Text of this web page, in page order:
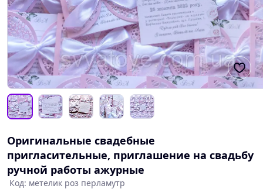
Оригинальные свадебные
пригласительные, приглашение на свадьбу
ручной работы ажурные
Код: метелик роз перламутр